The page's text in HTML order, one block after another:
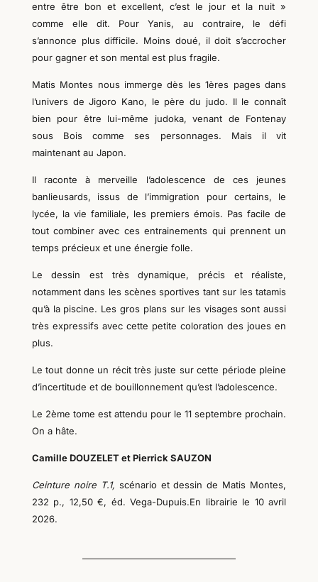
entre être bon et excellent, c’est le jour et la nuit »
comme elle dit. Pour Yanis, au contraire, le défi
s’annonce plus difficile. Moins doué, il doit s’accrocher
pour gagner et son mental est plus fragile.
Matis Montes nous immerge dès les 1ères pages dans
l’univers de Jigoro Kano, le père du judo. Il le connaît
bien pour être lui-même judoka, venant de Fontenay
sous Bois comme ses personnages. Mais il vit
maintenant au Japon.
Il raconte à merveille l’adolescence de ces jeunes
banlieusards, issus de l’immigration pour certains, le
lycée, la vie familiale, les premiers émois. Pas facile de
tout combiner avec ces entrainements qui prennent un
temps précieux et une énergie folle.
Le dessin est très dynamique, précis et réaliste,
notamment dans les scènes sportives tant sur les tatamis
qu’à la piscine. Les gros plans sur les visages sont aussi
très expressifs avec cette petite coloration des joues en
plus.
Le tout donne un récit très juste sur cette période pleine
d’incertitude et de bouillonnement qu’est l’adolescence.
Le 2ème tome est attendu pour le 11 septembre prochain.
On a hâte.
Camille DOUZELET et Pierrick SAUZON
Ceinture noire T.1, scénario et dessin de Matis Montes,
232 p., 12,50 €, éd. Vega-Dupuis.En librairie le 10 avril
2026.